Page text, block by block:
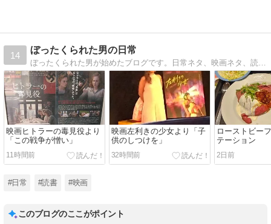
14
ぼったくられた男の日常
映画ヒトラーの毒見役より
「この戦争が憎い」
11時間前
映画左利きの少女より「子
供のしつけを」
32時間前
ローストビー
テーション
2日前
#日常 #読書 #映画
このブログのここがポイント